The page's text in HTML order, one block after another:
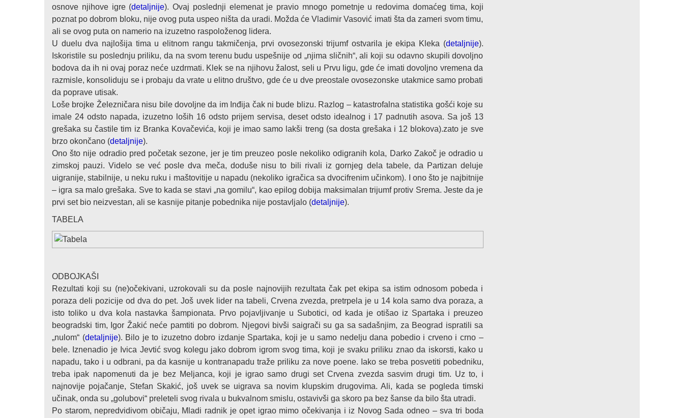
osnove njihove igre (detaljnije). Ovaj poslednji elemenat je pravio mnogo pometnje u redovima domaćeg tima, koji
poznat po dobrom bloku, nije ovog puta uspeo ništa da uradi. Možda će Vladimir Vasović imati šta da zameri svom timu,
ali se ovog puta on namerio na izuzetno raspoloženog lidera.
U duelu dva najlošija tima u elitnom rangu takmičenja, prvi ovosezonski trijumf ostvarila je ekipa Kleka (detaljnije).
Iskoristile su poslednju priliku, da na svom terenu budu uspešnije od „njima sličnih“, ali koji su odavno skupili dovoljno
bodova da ih ni ovaj poraz neće uzdrmati. Klek se na njihovu žalost, seli u Prvu ligu, gde će imati dovoljno vremena da
razmisle, konsoliduju se i probaju da vrate u elitno društvo, gde će u dve preostale ovosezonske utakmice samo probati
da poprave utisak.
Loše brojke Železničara nisu bile dovoljne da im Inđija čak ni bude blizu. Razlog – katastrofalna statistika gošći koje su
imale 24 odsto napada, izuzetno loših 16 odsto prijem servisa, deset odsto idealnog i 17 padnutih asova. Sa još 13
grešaka su častile tim iz Branka Kovačevića, koji je imao samo lakši treng (sa dosta grešaka i 12 blokova).zato je sve
brzo okončano (detaljnije).
Ono što nije odradio pred početak sezone, jer je tim preuzeo posle nekoliko odigranih kola, Darko Zakoč je odradio u
zimskoj pauzi. Videlo se već posle dva meča, doduše nisu to bili rivali iz gornjeg dela tabele, da Partizan deluje
uigranije, stabilnije, u neku ruku i maštovitije u napadu (nekoliko igračica sa dvocifrenim učinkom). I ono što je najbitnije
– igra sa malo grešaka. Sve to kada se stavi „na gomilu“, kao epilog dobija maksimalan trijumf protiv Srema. Jeste da je
prvi set bio neizvestan, ali se kasnije pitanje pobednika nije postavljalo (detaljnije).
TABELA
ODBOJKAŠI
Rezultati koji su (ne)očekivani, uzrokovali su da posle najnovijih rezultata čak pet ekipa sa istim odnosom pobeda i
poraza deli pozicije od dva do pet. Još uvek lider na tabeli, Crvena zvezda, pretrpela je u 14 kola samo dva poraza, a
isto toliko u dva kola nastavka šampionata. Prvo pojavljivanje u Subotici, od kada je otišao iz Spartaka i preuzeo
beogradski tim, Igor Žakić neće pamtiti po dobrom. Njegovi bivši saigrači su ga sa sadašnjim, za Beograd ispratili sa
„nulom“ (detaljnije). Bilo je to izuzetno dobro izdanje Spartaka, koji je u samo nedelju dana pobedio i crveno i crno –
bele. Iznenadio je Ivica Jevtić svog kolegu jako dobrom igrom svog tima, koji je svaku priliku znao da iskorsti, kako u
napadu, tako i u odbrani, pa da kasnije u kontranapadu traže priliku za nove poene. Iako se treba posvetiti pobedniku,
treba ipak napomenuti da je bez Meljanca, koji je igrao samo drugi set Crvena zvezda sasvim drugi tim. Uz to, i
najnovije pojačanje, Stefan Skakić, još uvek se uigrava sa novim klupskim drugovima. Ali, kada se pogleda timski
učinak, onda su „golubovi“ preleteli svog rivala u bukvalnom smislu, ostavivši ga skoro pa bez šanse da bilo šta utradi.
Po starom, nepredvidivom običaju, Mladi radnik je opet igrao mimo očekivanja i iz Novog Sada odneo – sva tri boda